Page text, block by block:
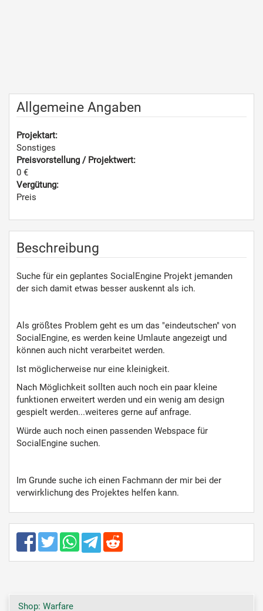
Allgemeine Angaben
Projektart:
Sonstiges
Preisvorstellung / Projektwert:
0 €
Vergütung:
Preis
Beschreibung
Suche für ein geplantes SocialEngine Projekt jemanden
der sich damit etwas besser auskennt als ich.
Als größtes Problem geht es um das "eindeutschen" von
SocialEngine, es werden keine Umlaute angezeigt und
können auch nicht verarbeitet werden.
Ist möglicherweise nur eine kleinigkeit.
Nach Möglichkeit sollten auch noch ein paar kleine
funktionen erweitert werden und ein wenig am design
gespielt werden...weiteres gerne auf anfrage.
Würde auch noch einen passenden Webspace für
SocialEngine suchen.
Im Grunde suche ich einen Fachmann der mir bei der
verwirklichung des Projektes helfen kann.
Shop: Warfare